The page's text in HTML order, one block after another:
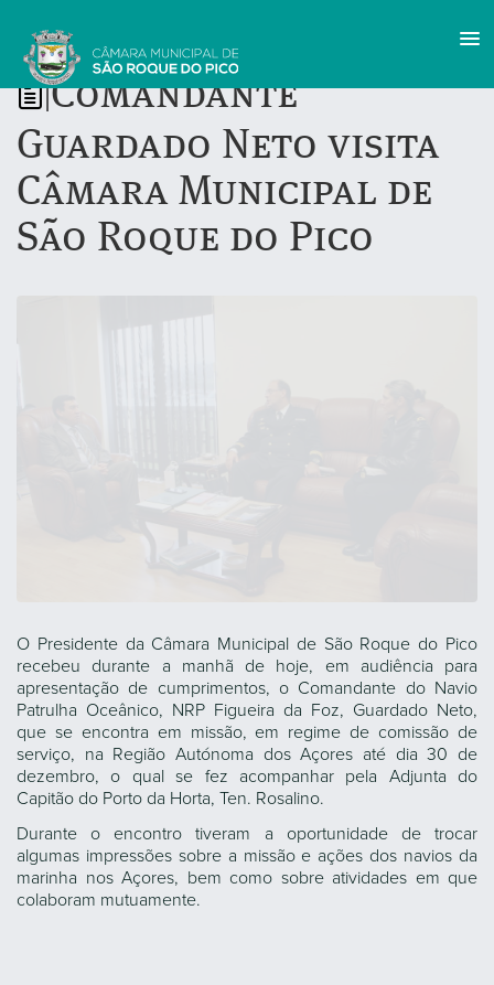
Comandante
Guardado Neto visita
Câmara Municipal de
São Roque do Pico
O Presidente da Câmara Municipal de São Roque do Pico
recebeu durante a manhã de hoje, em audiência para
apresentação de cumprimentos, o Comandante do Navio
Patrulha Oceânico, NRP Figueira da Foz, Guardado Neto,
que se encontra em missão, em regime de comissão de
serviço, na Região Autónoma dos Açores até dia 30 de
dezembro, o qual se fez acompanhar pela Adjunta do
Capitão do Porto da Horta, Ten. Rosalino.
Durante o encontro tiveram a oportunidade de trocar
algumas impressões sobre a missão e ações dos navios da
marinha nos Açores, bem como sobre atividades em que
colaboram mutuamente.